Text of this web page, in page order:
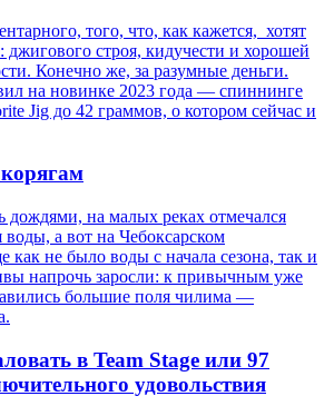
того, что, как кажется, хотят
джигового строя, кидучести и хорошей
Конечно же, за разумные деньги.
на новинке 2023 года — спиннинге
Jig до 42 граммов, о котором сейчас и
дождями, на малых реках отмечался
а вот на Чебоксарском
как не было воды с начала сезона, так и
напрочь заросли: к привычным уже
большие поля чилима —
в Team Stage или 97
удовольствия